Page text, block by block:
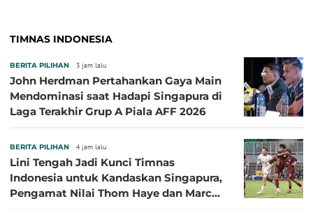
TIMNAS INDONESIA
BERITA PILIHAN 3 jam lalu
John Herdman Pertahankan Gaya Main
Mendominasi saat Hadapi Singapura di
Laga Terakhir Grup A Piala AFF 2026
BERITA PILIHAN 4 jam lalu
Lini Tengah Jadi Kunci Timnas
Indonesia untuk Kandaskan Singapura,
Pengamat Nilai Thom Haye dan Marc